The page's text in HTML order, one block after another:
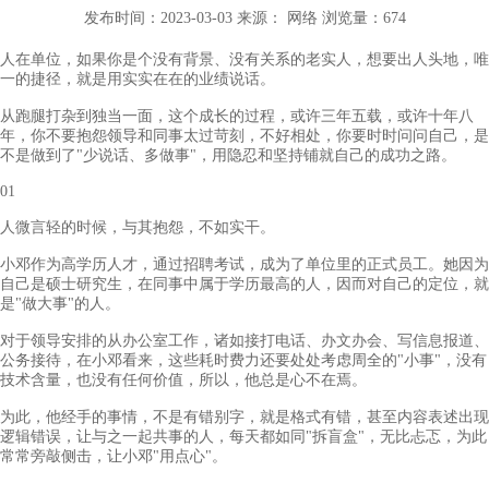
发布时间：2023-03-03 来源： 网络 浏览量：674
人在单位，如果你是个没有背景、没有关系的老实人，想要出人头地，唯
一的捷径，就是用实实在在的业绩说话。
从跑腿打杂到独当一面，这个成长的过程，或许三年五载，或许十年八
年，你不要抱怨领导和同事太过苛刻，不好相处，你要时时问问自己，是
不是做到了"少说话、多做事"，用隐忍和坚持铺就自己的成功之路。
01
人微言轻的时候，与其抱怨，不如实干。
小邓作为高学历人才，通过招聘考试，成为了单位里的正式员工。她因为
自己是硕士研究生，在同事中属于学历最高的人，因而对自己的定位，就
是"做大事"的人。
对于领导安排的从办公室工作，诸如接打电话、办文办会、写信息报道、
公务接待，在小邓看来，这些耗时费力还要处处考虑周全的"小事"，没有
技术含量，也没有任何价值，所以，他总是心不在焉。
为此，他经手的事情，不是有错别字，就是格式有错，甚至内容表述出现
逻辑错误，让与之一起共事的人，每天都如同"拆盲盒"，无比忐忑，为此
常常旁敲侧击，让小邓"用点心"。